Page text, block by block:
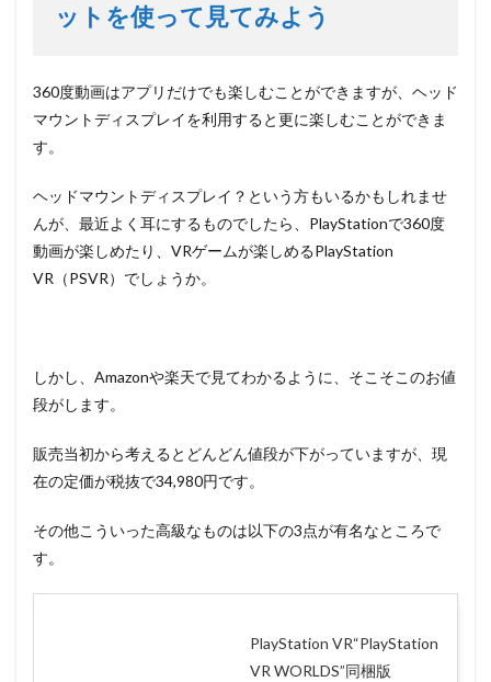
ットを使って見てみよう
360度動画はアプリだけでも楽しむことができますが、ヘッド
マウントディスプレイを利用すると更に楽しむことができま
す。
ヘッドマウントディスプレイ？という方もいるかもしれませ
んが、最近よく耳にするものでしたら、PlayStationで360度
動画が楽しめたり、VRゲームが楽しめるPlayStation
VR（PSVR）でしょうか。
しかし、Amazonや楽天で見てわかるように、そこそこのお値
段がします。
販売当初から考えるとどんどん値段が下がっていますが、現
在の定価が税抜で34,980円です。
その他こういった高級なものは以下の3点が有名なところで
す。
PlayStation VR“PlayStation
VR WORLDS”同梱版